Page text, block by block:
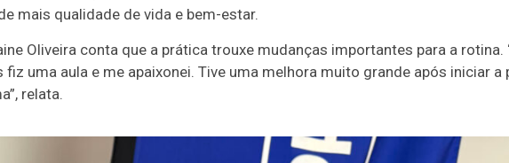
mais qualidade de vida e bem-estar.
Oliveira conta que a prática trouxe mudanças importantes para a rotina.
fiz uma aula e me apaixonei. Tive uma melhora muito grande após iniciar a
relata.